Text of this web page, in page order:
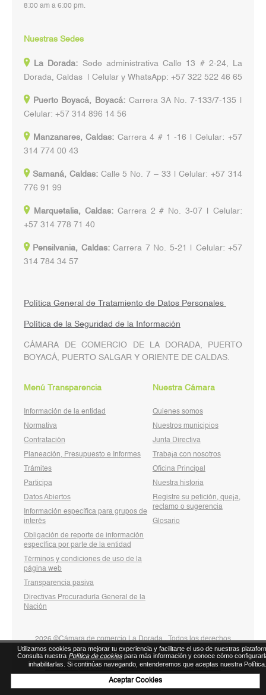
8:00 am a 6:00 pm.
Nuestras Sedes
La Dorada: Sede administrativa Calle 13 # 2-24, La
Dorada, Caldas | Celular y WhatsApp: +57 322 522 46 65
Puerto Boyacá, Boyacá:Carrera 3A No. 7-133/7-135 |
Celular: +57 314 896 14 56
Manzanares, Caldas: Carrera 4 # 1 -16 | Celular: +57
314 774 00 43
Samaná, Caldas: Calle 5 No. 7 – 33 | Celular: +57 314
776 91 99
Marquetalia, Caldas:Carrera 2 # No. 3-07 | Celular:
+57 314 778 71 40
Pensilvania, Caldas:Carrera 7 No. 5-21 | Celular: +57
314 784 34 57
Política General de Tratamiento de Datos Personales
Política de la Seguridad de la Información
CÁMARA DE COMERCIO DE LA DORADA, PUERTO
BOYACÁ, PUERTO SALGAR Y ORIENTE DE CALDAS.
Menú Transparencia
Información de la entidad
Normativa
Contratación
Planeación, Presupuesto e Informes
Trámites
Participa
Datos Abiertos
Información específica para grupos de
interés
Obligación de reporte de información
específica por parte de la entidad
Términos y condiciones de uso de la
página web
Transparencia pasiva
Directivas Procuraduría General de la
Nación
Nuestra Cámara
Quienes somos
Nuestros municipios
Junta Directiva
Trabaja con nosotros
Oficina Principal
Nuestra historia
Registre su petición, queja,
reclamo o sugerencia
Glosario
2026 ©Cámara de comercio La Dorada . Todos los derechos
reservados
Diseñado por Exus™|Diseñado por Exus™ | Más Info
Utilizamos cookies para mejorar tu experiencia y facilitarte el uso de nuestras
Consulta nuestra Política de cookies para más información y conoce cómo
inhabilitarlas. Si continúas navegando, entenderemos que aceptas nuestra Política.
Aceptar Cookies